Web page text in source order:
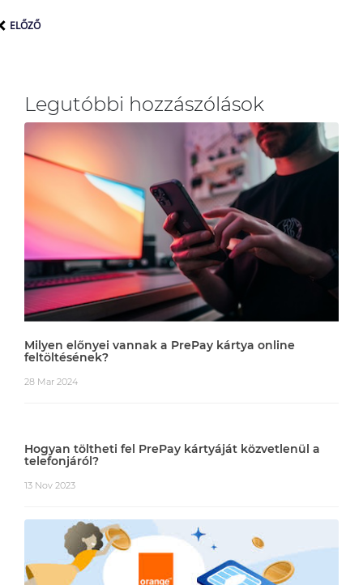
ELŐZŐ
Legutóbbi hozzászólások
Milyen előnyei vannak a PrePay kártya online
feltöltésének?
28 Mar 2024
Hogyan töltheti fel PrePay kártyáját közvetlenül a
telefonjáról?
13 Nov 2023